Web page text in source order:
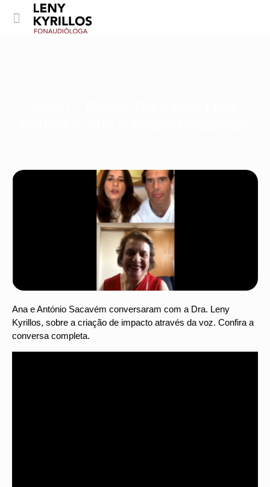
Ana e António Sacavém conversaram com a Dra. Leny
Kyrillos, sobre a criação de impacto através da voz. Confira a
conversa completa.